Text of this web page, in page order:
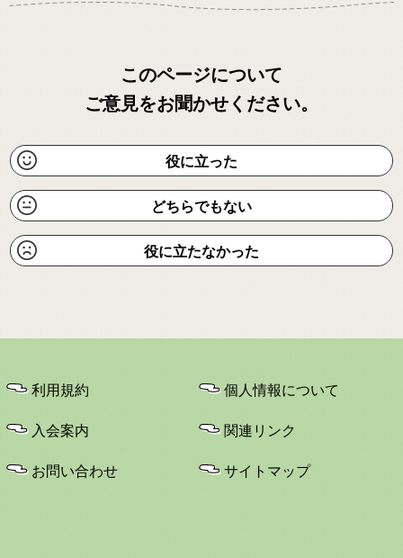
このページについて
ご意見をお聞かせください。
役に立った
どちらでもない
役に立たなかった
利用規約 個人情報について
入会案内 関連リンク
お問い合わせ サイトマップ